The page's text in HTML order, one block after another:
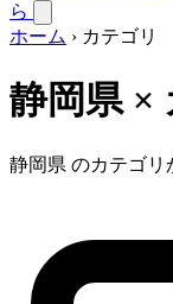
ら
ホーム › カテゴリ
静岡県 ×
静岡県 のカテゴリ